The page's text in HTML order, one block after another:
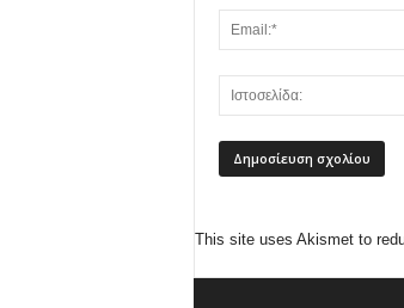
This site uses Akismet to